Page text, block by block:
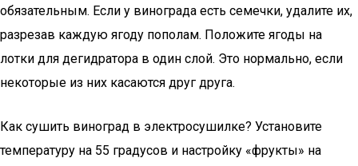
обязательным. Если у винограда есть семечки, удалите их,
разрезав каждую ягоду пополам. Положите ягоды на
лотки для дегидратора в один слой. Это нормально, если
некоторые из них касаются друг друга.
Как сушить виноград в электросушилке? Установите
температуру на 55 градусов и настройку «фрукты» на